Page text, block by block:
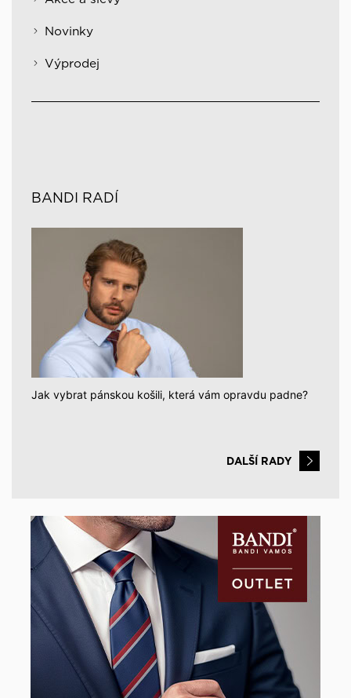
Novinky
Výprodej
BANDI RADÍ
Jak vybrat pánskou košili, která vám opravdu padne?
DALŠÍ RADY